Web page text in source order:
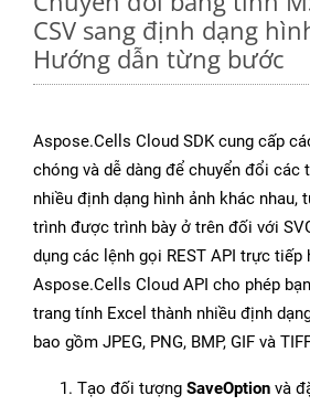
CSV sang định dạng
Hướng dẫn từng bước
Aspose.Cells Cloud SDK cung cấp
chóng và dễ dàng để chuyển đổi các
nhiều định dạng hình ảnh khác nhau,
trình được trình bày ở trên đối với
dụng các lệnh gọi REST API trực tiếp
Aspose.Cells Cloud API cho phép
trang tính Excel thành nhiều định
bao gồm JPEG, PNG, BMP, GIF và
Tạo đối tượng SaveOption và